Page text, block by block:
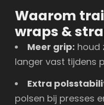
Waarom
wraps &
Meer grip: houd
langer vast tijdens
Extra
polsen bij presses